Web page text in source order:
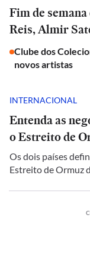
Fim de
Reis, Almir
Clube dos
novos artistas
INTERNACIONAL
Entenda as
o Estreito de
Os dois países
Estreito de Ormuz